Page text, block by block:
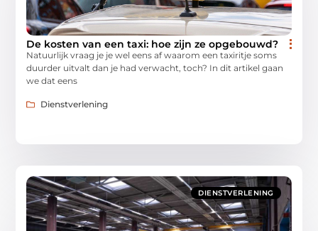
De kosten van een taxi: hoe zijn ze opgebouwd?
Natuurlijk vraag je je wel eens af waarom een taxiritje soms
duurder uitvalt dan je had verwacht, toch? In dit artikel gaan
we dat eens
Dienstverlening
DIENSTVERLENING